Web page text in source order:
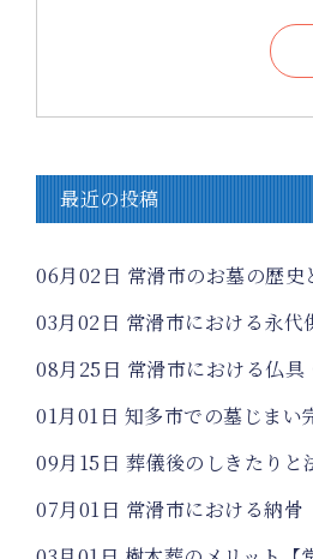
最近の投稿
06月02日 常滑市のお墓の歴史
03月02日 常滑市における永代
08月25日 常滑市における仏具
01月01日 知多市での墓じまい
09月15日 葬儀後のしきたりと
07月01日 常滑市における納骨